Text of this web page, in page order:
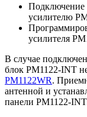
Подключение
усилителю
усилителя
В случае
блок PM1122-INT
PM1122WR.
антенной и
панели PM1122-